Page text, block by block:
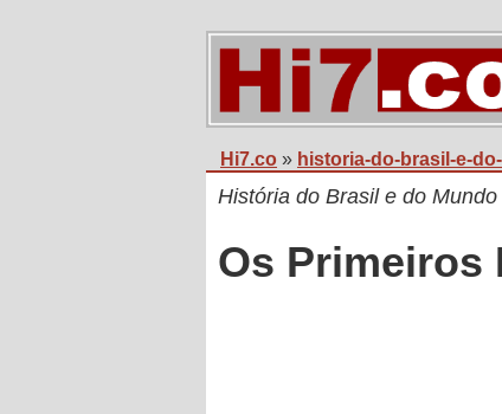
Hi7.co » historia-do-brasil-e-
História do Brasil e do Mundo
Os Primeiros